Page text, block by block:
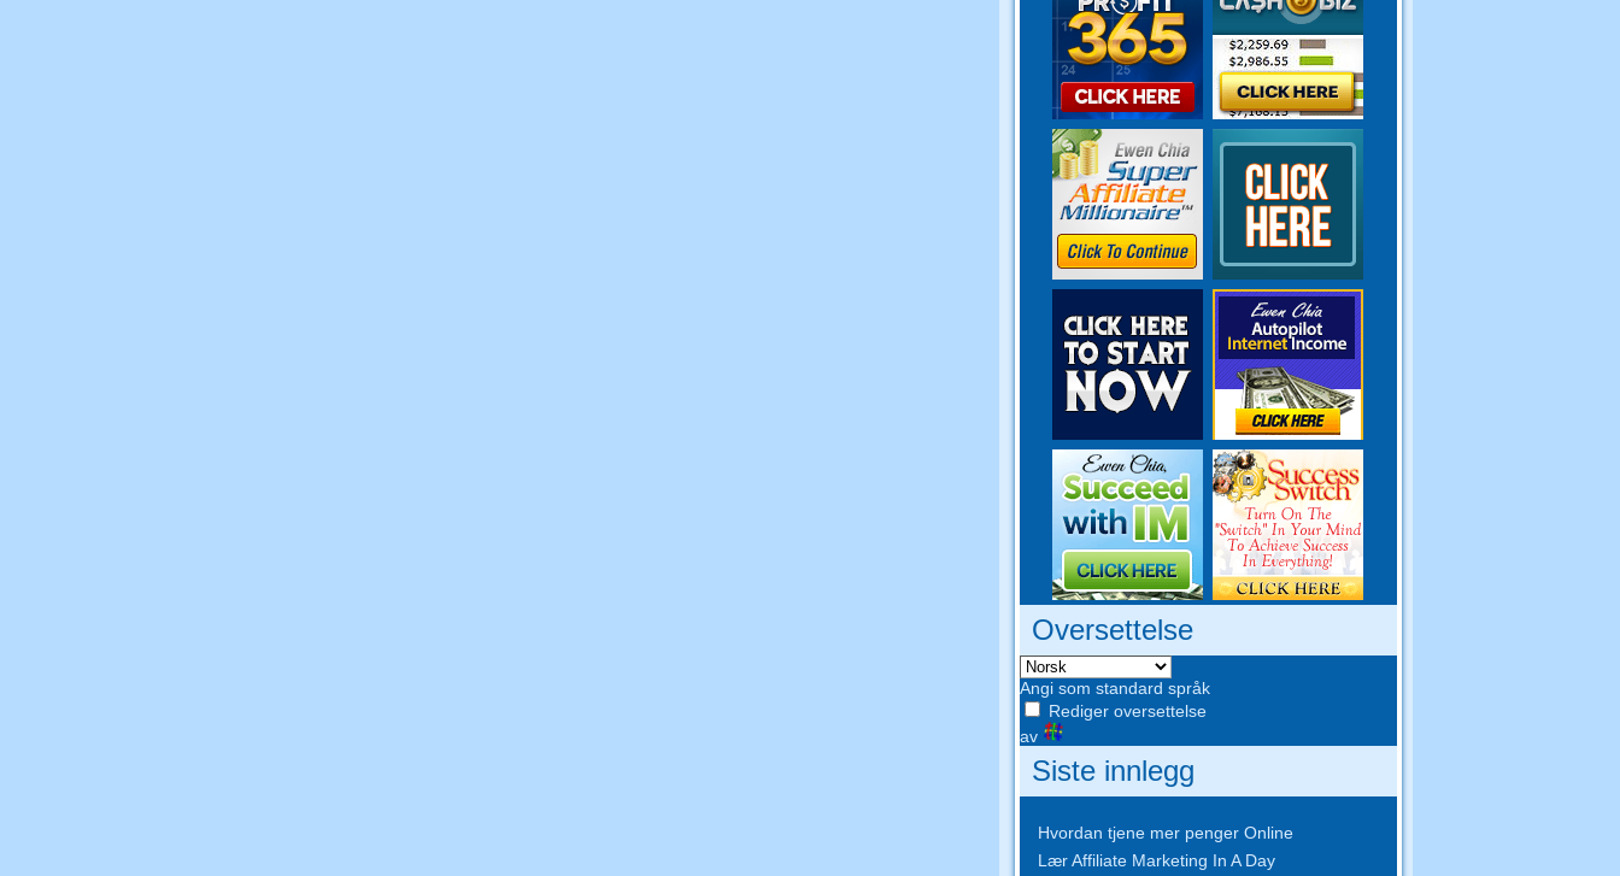
Oversettelse
Angi som standard språk
Rediger oversettelse
av
Siste innlegg
Hvordan tjene mer penger Online
Lær Affiliate Marketing In A Day